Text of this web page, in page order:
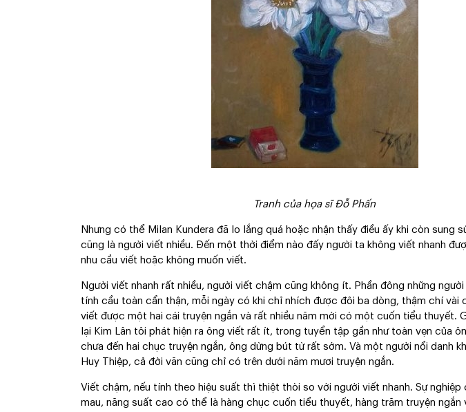
Tranh của họa sĩ Đỗ Phấn
Nhưng có thể Milan Kundera đã lo lắng quá hoặc nhận thấy điều ấy khi còn sung
cũng là người viết nhiều. Đến một thời điểm nào đấy người ta không viết nhanh
nhu cầu viết hoặc không muốn viết.
Người viết nhanh rất nhiều, người viết chậm cũng không ít. Phần đông những
tính cầu toàn cẩn thận, mỗi ngày có khi chỉ nhích được đôi ba dòng, thậm chí vài
viết được một hai cái truyện ngắn và rất nhiều năm mới có một cuốn tiểu thuyết.
lại Kim Lân tôi phát hiện ra ông viết rất ít, trong tuyển tập gần như toàn vẹn của
chưa đến hai chục truyện ngắn, ông dừng bút từ rất sớm. Và một người nổi danh
Huy Thiệp, cả đời văn cũng chỉ có trên dưới năm mươi truyện ngắn.
Viết chậm, nếu tính theo hiệu suất thì thiệt thòi so với người viết nhanh. Sự nghiệp
mau, năng suất cao có thể là hàng chục cuốn tiểu thuyết, hàng trăm truyện ngắn